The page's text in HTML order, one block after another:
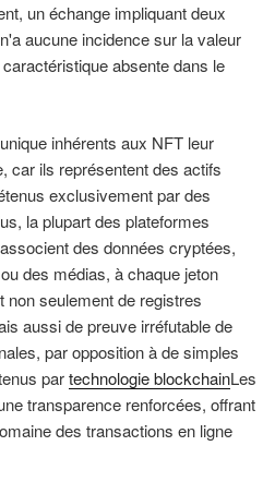
un échange impliquant deux
aucune incidence sur la valeur
absente dans le
inhérents aux NFT leur
car ils représentent des actifs
exclusivement par des
la plupart des plateformes
des données cryptées,
des médias, à chaque jeton
seulement de registres
aussi de preuve irréfutable de
par opposition à de simples
partechnologie blockchainLes
transparence renforcées, offrant
des transactions en ligne